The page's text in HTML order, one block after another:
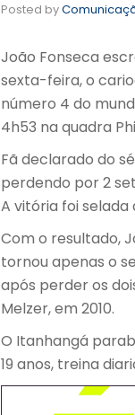
Posted by
João Fonseca
sexta-feira, o
número 4 do
4h53 na quadra
Fã declarado do
perdendo por 2
A vitória foi
Com o resultado,
tornou apenas o
após perder os
Melzer, em 2010.
O Itanhangá
19 anos, treina